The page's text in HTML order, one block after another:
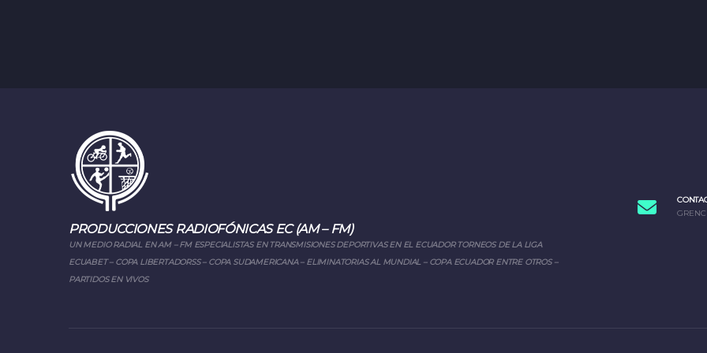
PRODUCCIONES RADIOFÓNICAS EC (AM – FM)
UN MEDIO RADIAL EN AM – FM ESPECIALISTAS EN TRANSMISIONES DEPORTIVAS EN EL ECUADOR TORNEOS DE LA LIGA
ECUABET – COPA LIBERTADORSS – COPA SUDAMERICANA – ELIMINATORIAS AL MUNDIAL – COPA ECUADOR ENTRE OTROS –
PARTIDOS EN VIVOS